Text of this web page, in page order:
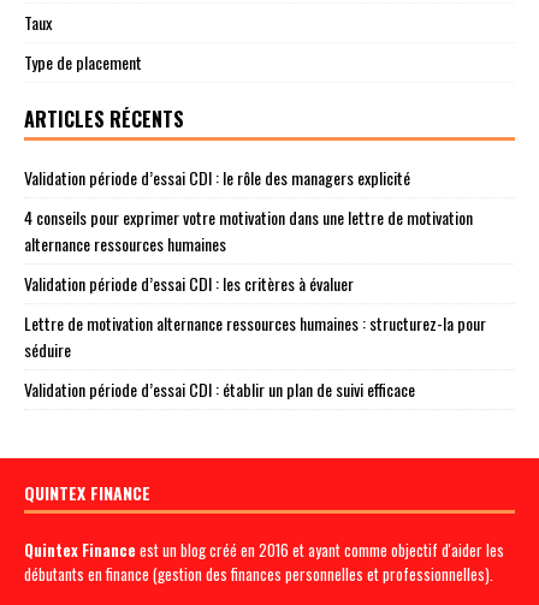
Taux
Type de placement
ARTICLES RÉCENTS
Validation période d’essai CDI : le rôle des managers explicité
4 conseils pour exprimer votre motivation dans une lettre de motivation
alternance ressources humaines
Validation période d’essai CDI : les critères à évaluer
Lettre de motivation alternance ressources humaines : structurez-la pour
séduire
Validation période d’essai CDI : établir un plan de suivi efficace
QUINTEX FINANCE
Quintex Finance est un blog créé en 2016 et ayant comme objectif d'aider les
débutants en finance (gestion des finances personnelles et professionnelles).